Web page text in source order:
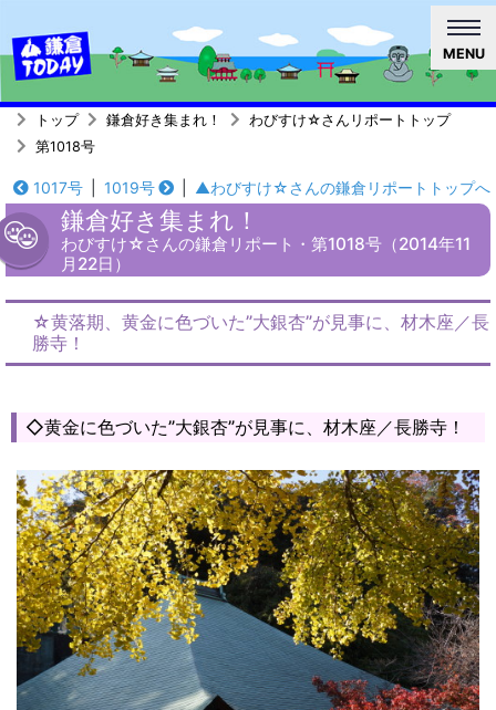
MENU
トップ 鎌倉好き集まれ！
わびすけ☆さんリポートトップ
第1018号
1017号 1019号 ▲わびすけ☆さんの鎌倉リポートトップへ
鎌倉好き集まれ！
わびすけ☆さんの鎌倉リポート・第1018号（2014年11
月22日）
☆黄落期、黄金に色づいた”大銀杏”が見事に、材木座／長
勝寺！
◇黄金に色づいた”大銀杏”が見事に、材木座／長勝寺！